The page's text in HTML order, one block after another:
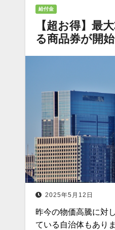
給付金
【超お得】最
る商品券が開
2025年5月12日
昨今の物価高騰に対
ている自治体もあり